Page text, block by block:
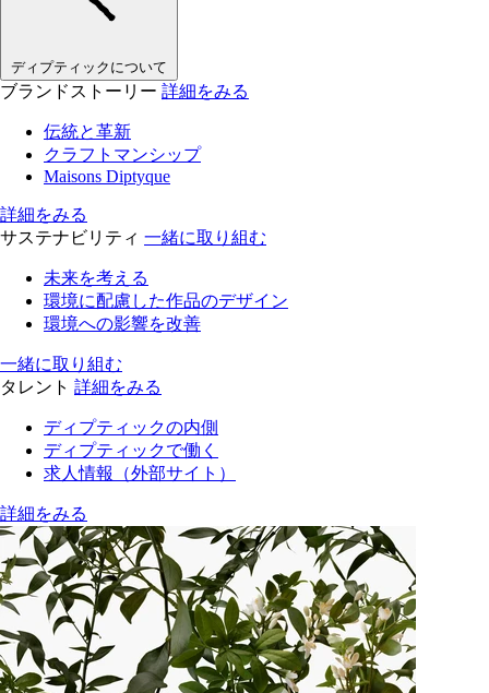
ディプティックについて
ブランドストーリー 詳細をみる
伝統と革新
クラフトマンシップ
Maisons Diptyque
詳細をみる
サステナビリティ 一緒に取り組む
未来を考える
環境に配慮した作品のデザイン
環境への影響を改善
一緒に取り組む
タレント 詳細をみる
ディプティックの内側
ディプティックで働く
求人情報（外部サイト）
詳細をみる